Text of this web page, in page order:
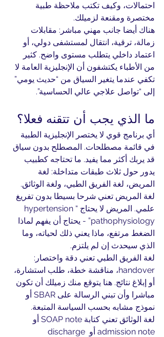
احتمالات، وكيف تكتب ملاحظة طبية
مختصرة ومقنعة لزميلك.
هناك أيضا جانب مهني مباشر: مقابلات
زمالة، ترقية، انتقال لمستشفى دولي، أو
اعتماد داخلي يتطلب مستوى واضح. كثير
من الأطباء يكتشفون أن الإنجليزية العامة لا
تكفي عندما يتغير السياق من “حديث يومي”
إلى “تواصل علاجي عالي الحساسية”.
ما الذي يجب أن تتقنه فعلا؟
أي برنامج قوي لا يختصر الإنجليزية الطبية
في قائمة مصطلحات. المصطلح بدون سياق
قد يربك أكثر مما يفيد. ما تحتاجه كطبيب
يدور حول ثلاث طبقات متداخلة: لغة
المريض، لغة الفريق الطبي، ولغة الوثائق.
لغة المريض تعني شرحا بسيطا بدون تفريغ
علمي. المريض لا يحتاج “hypertension
pathophysiology” - يحتاج أن يفهم لماذا
الضغط مرتفع، ماذا يعني ذلك لحياته، وما
الذي سيحدث إن لم يلتزم.
لغة الفريق الطبي تعني دقة واختصار:
handover، مناقشة خطة، طلب استشارة،
أو إبلاغ نتائج. هنا يتوقع منك زميلك أن تكون
مباشرا وأن تبني الرسالة على SBAR أو
نموذج مشابه بحسب السياسة المتبعة.
لغة الوثائق تعني كتابة SOAP note أو
admission note أو discharge